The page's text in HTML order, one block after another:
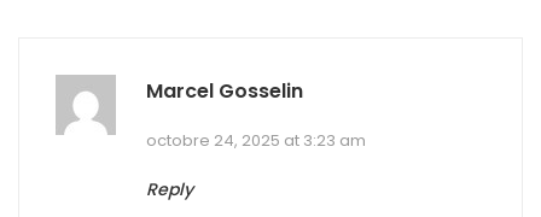
Marcel Gosselin
octobre 24, 2025 at 3:23 am
Reply